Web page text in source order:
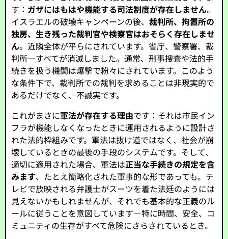
す： ガザにはもはや機能する司法制度が存在しません。
イスラエルの破壊キャンペーンの後、裁判所、拘置所の
独房、生き残った裁判官や検察官はおそらく存在しませ
ん。近隣全体が平らにされています。省庁、警察署、裁
判所—すべてが消滅しました。通常、刑事捜査や法的手
続きを扱う機関は爆撃で粉々にされています。このよう
な条件下で、裁判所での裁判を求めることは非現実的で
あるだけでなく、不誠実です。
これがまさに軍法が存在する理由です：それは市民イン
フラが機能しなくなったときに運用されるように設計さ
れた法的枠組みです。軍法は抜け道ではなく、社会が崩
壊しているときの最後の手段のシステムです。そして、
適切に適用された場合、軍法は正当な手続きの規定を含
みます、たとえ簡略化された軍事的な形であっても。テ
レビで放映される弁護士がスーツを着た法廷のようには
見えないかもしれませんが、それでも基本的な正義のル
ールに従うことを意図しています—特に時間、安全、コ
ミュニティの生存がすべて危険にさらされているとき。